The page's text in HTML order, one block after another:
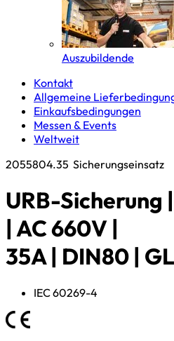
Auszubildende
Kontakt
Allgemeine
Einkaufsbedingungen
Messen & Events
Weltweit
2055804.35 Sicherungseinsatz
URB-Sicherung
| AC 660V |
35A | DIN80 |
IEC 60269-4